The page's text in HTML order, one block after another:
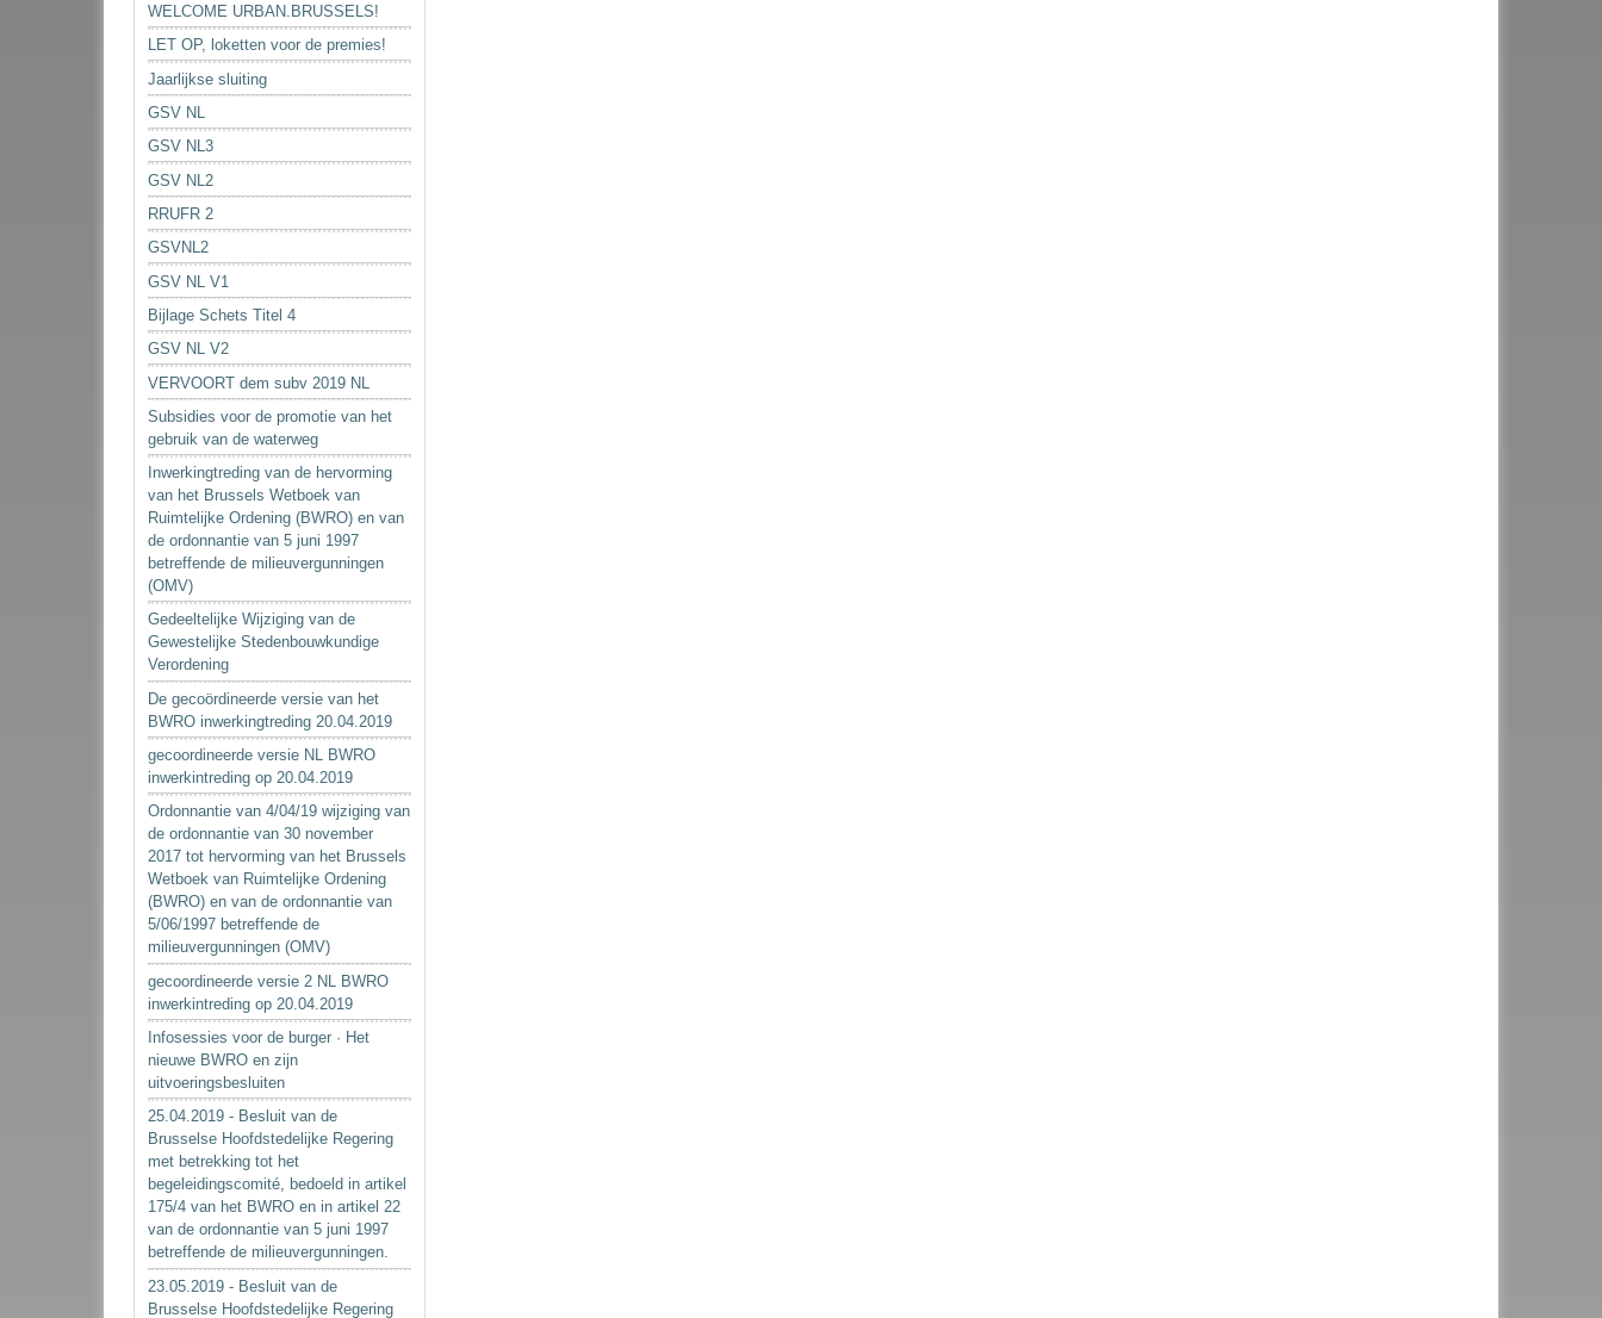
WELCOME URBAN.BRUSSELS!
LET OP, loketten voor de premies!
Jaarlijkse sluiting
GSV NL
GSV NL3
GSV NL2
RRUFR 2
GSVNL2
GSV NL V1
Bijlage Schets Titel 4
GSV NL V2
VERVOORT dem subv 2019 NL
Subsidies voor de promotie van het
gebruik van de waterweg
Inwerkingtreding van de hervorming
van het Brussels Wetboek van
Ruimtelijke Ordening (BWRO) en van
de ordonnantie van 5 juni 1997
betreffende de milieuvergunningen
(OMV)
Gedeeltelijke Wijziging van de
Gewestelijke Stedenbouwkundige
Verordening
De gecoördineerde versie van het
BWRO inwerkingtreding 20.04.2019
gecoordineerde versie NL BWRO
inwerkintreding op 20.04.2019
Ordonnantie van 4/04/19 wijziging van
de ordonnantie van 30 november
2017 tot hervorming van het Brussels
Wetboek van Ruimtelijke Ordening
(BWRO) en van de ordonnantie van
5/06/1997 betreffende de
milieuvergunningen (OMV)
gecoordineerde versie 2 NL BWRO
inwerkintreding op 20.04.2019
Infosessies voor de burger · Het
nieuwe BWRO en zijn
uitvoeringsbesluiten
25.04.2019 - Besluit van de
Brusselse Hoofdstedelijke Regering
met betrekking tot het
begeleidingscomité, bedoeld in artikel
175/4 van het BWRO en in artikel 22
van de ordonnantie van 5 juni 1997
betreffende de milieuvergunningen.
23.05.2019 - Besluit van de
Brusselse Hoofdstedelijke Regering